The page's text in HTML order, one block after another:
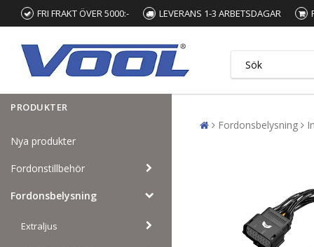
FRI FRAKT ÖVER 5000:- LEVERANS 1-3 ARBETSDAGAR
PRODUKTER
Nya produkter
Fordonstillbehör
Fordonsbelysning
Extraljus
Fordonsbelysning